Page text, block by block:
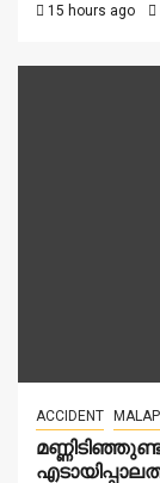
15 hours ago
ACCIDENT